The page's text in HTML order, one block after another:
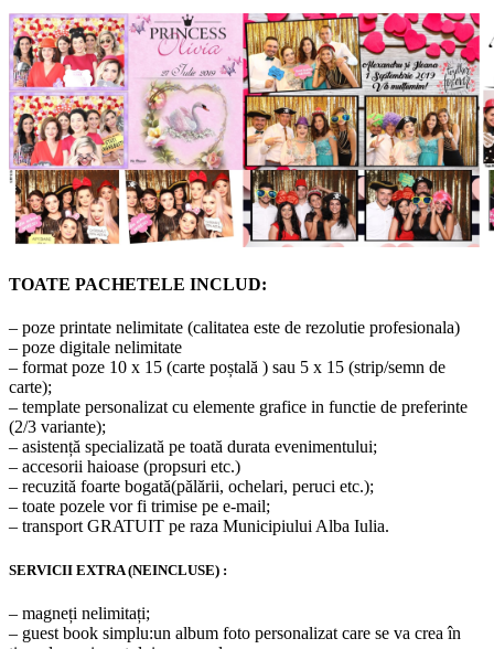
TOATE PACHETELE INCLUD:
– poze printate nelimitate (calitatea este de rezolutie profesionala)
– poze digitale nelimitate
– format poze 10 x 15 (carte poștală ) sau 5 x 15 (strip/semn de
carte);
– template personalizat cu elemente grafice in functie de preferinte
(2/3 variante);
– asistență specializată pe toată durata evenimentului;
– accesorii haioase (propsuri etc.)
– recuzită foarte bogată(pălării, ochelari, peruci etc.);
– toate pozele vor fi trimise pe e-mail;
– transport GRATUIT pe raza Municipiului Alba Iulia.
SERVICII EXTRA (NEINCLUSE) :
– magneți nelimitați;
– guest book simplu:un album foto personalizat care se va crea în